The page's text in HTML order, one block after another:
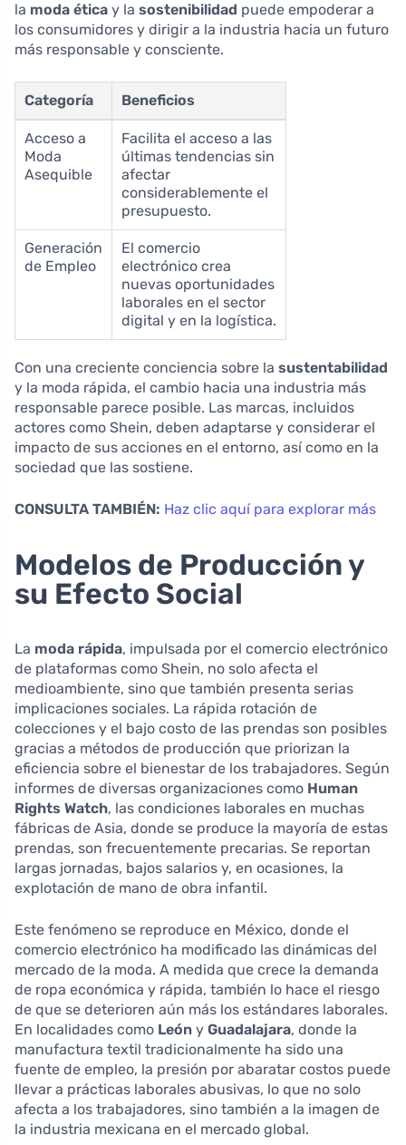
la moda ética y la sostenibilidad puede empoderar a
los consumidores y dirigir a la industria hacia un futuro
más responsable y consciente.
Categoría Beneficios
Acceso a
Moda
Asequible
Facilita el acceso a las
últimas tendencias sin
afectar
considerablemente el
presupuesto.
Generación
de Empleo
El comercio
electrónico crea
nuevas oportunidades
laborales en el sector
digital y en la logística.
Con una creciente conciencia sobre la sustentabilidad
y la moda rápida, el cambio hacia una industria más
responsable parece posible. Las marcas, incluidos
actores como Shein, deben adaptarse y considerar el
impacto de sus acciones en el entorno, así como en la
sociedad que las sostiene.
CONSULTA TAMBIÉN: Haz clic aquí para explorar más
Modelos de Producción y
su Efecto Social
La moda rápida, impulsada por el comercio electrónico
de plataformas como Shein, no solo afecta el
medioambiente, sino que también presenta serias
implicaciones sociales. La rápida rotación de
colecciones y el bajo costo de las prendas son posibles
gracias a métodos de producción que priorizan la
eficiencia sobre el bienestar de los trabajadores. Según
informes de diversas organizaciones como Human
Rights Watch, las condiciones laborales en muchas
fábricas de Asia, donde se produce la mayoría de estas
prendas, son frecuentemente precarias. Se reportan
largas jornadas, bajos salarios y, en ocasiones, la
explotación de mano de obra infantil.
Este fenómeno se reproduce en México, donde el
comercio electrónico ha modificado las dinámicas del
mercado de la moda. A medida que crece la demanda
de ropa económica y rápida, también lo hace el riesgo
de que se deterioren aún más los estándares laborales.
En localidades como León y Guadalajara, donde la
manufactura textil tradicionalmente ha sido una
fuente de empleo, la presión por abaratar costos puede
llevar a prácticas laborales abusivas, lo que no solo
afecta a los trabajadores, sino también a la imagen de
la industria mexicana en el mercado global.